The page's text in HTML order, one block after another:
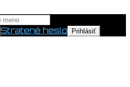
Stratené heslo